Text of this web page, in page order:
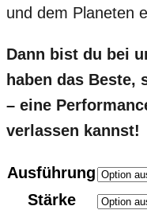
und dem Planeten
Dann bist du bei
haben das
– eine
verlassen kannst!
Ausführung
Stärke